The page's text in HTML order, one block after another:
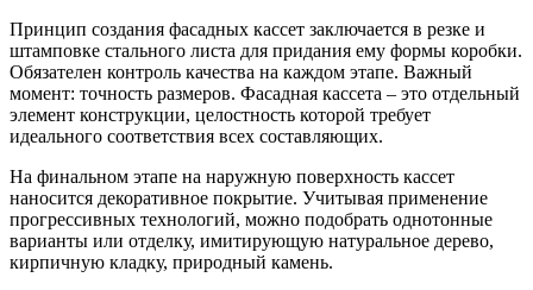
Принцип создания фасадных кассет заключается в резке и
штамповке стального листа для придания ему формы коробки.
Обязателен контроль качества на каждом этапе. Важный
момент: точность размеров. Фасадная кассета – это отдельный
элемент конструкции, целостность которой требует
идеального соответствия всех составляющих.
На финальном этапе на наружную поверхность кассет
наносится декоративное покрытие. Учитывая применение
прогрессивных технологий, можно подобрать однотонные
варианты или отделку, имитирующую натуральное дерево,
кирпичную кладку, природный камень.